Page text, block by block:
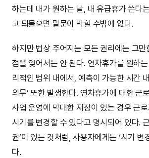
하는데 내가 원하는 날, 내 유급휴가 쓴다
고 되물으면 말문이 막힐 수밖에 없다.
하지만 법상 주어지는 모든 권리에는 그
점을 잊어서는 안 된다. 연차휴가를 원하
리적인 범위 내에서, 예측이 가능한 시간
의무’ 또한 발생한다. 연차휴가에 대한 근
사업 운영에 막대한 지장이 있는 경우 근
시기를 변경할 수 있다고 명시되어 있다.
권’이 있는 것처럼, 사용자에게는 ‘시기 변
다.